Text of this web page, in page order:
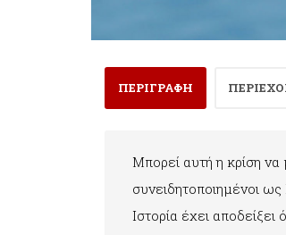
ΠΕΡΙΓΡΑΦΗ
Μπορεί αυτή η κρίση να
συνειδητοποιημένοι
Ιστορία έχει